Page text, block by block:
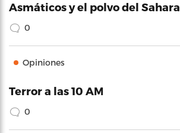
Asmáticos y el polvo del Sahara
0
Opiniones
Terror a las 10 AM
0